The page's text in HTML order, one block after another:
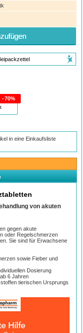
70%
in eine Einkaufsliste
von akuten
gegen akute
oder Regelschmerzen
Sie sind für Erwachsene
sowie Fieber und
Dosierung
6 Jahren
tierischen Ursprungs